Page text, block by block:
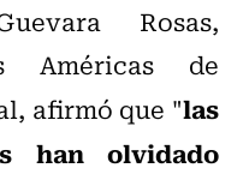
Rosas,
Américas de
afirmó que "las
han olvidado